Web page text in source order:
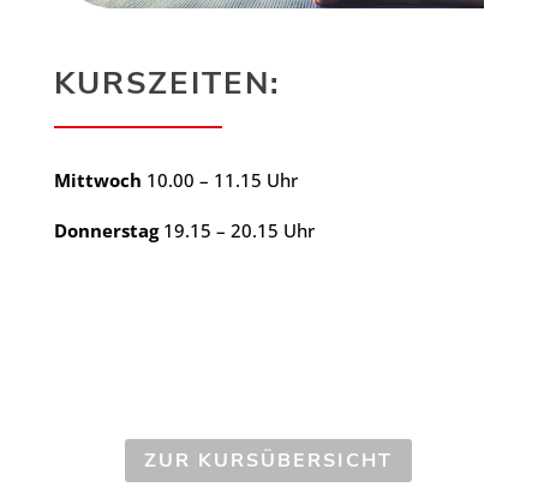
KURSZEITEN:
Mittwoch 10.00 – 11.15 Uhr
Donnerstag19.15 – 20.15 Uhr
ZUR KURSÜBERSICHT